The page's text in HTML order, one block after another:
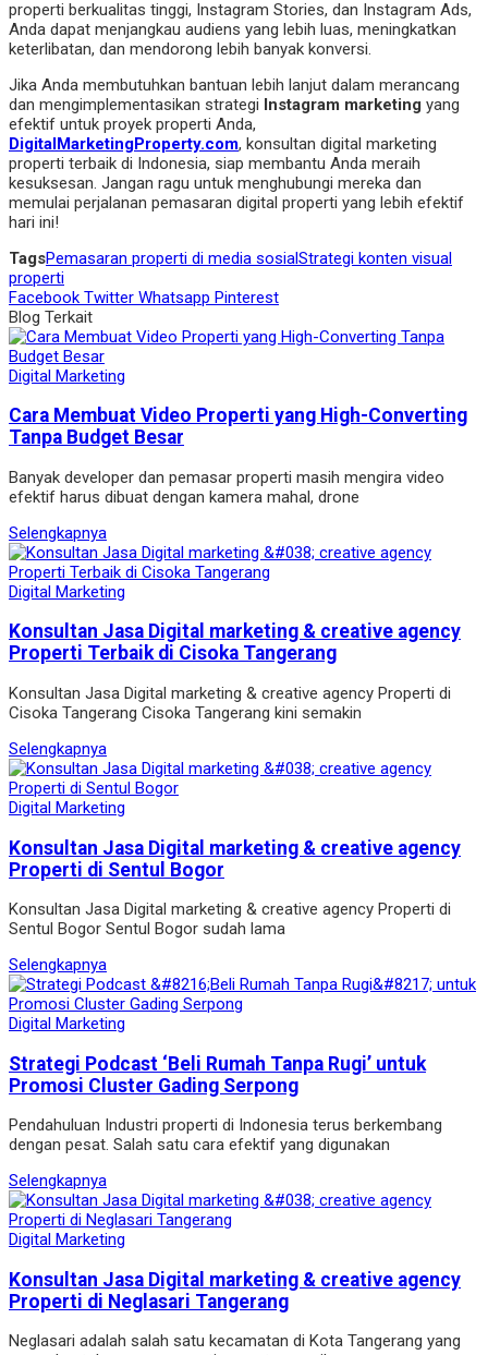
properti berkualitas tinggi, Instagram Stories, dan Instagram Ads,
Anda dapat menjangkau audiens yang lebih luas, meningkatkan
keterlibatan, dan mendorong lebih banyak konversi.
Jika Anda membutuhkan bantuan lebih lanjut dalam merancang
dan mengimplementasikan strategi Instagram marketing yang
efektif untuk proyek properti Anda,
DigitalMarketingProperty.com, konsultan digital marketing
properti terbaik di Indonesia, siap membantu Anda meraih
kesuksesan. Jangan ragu untuk menghubungi mereka dan
memulai perjalanan pemasaran digital properti yang lebih efektif
hari ini!
TagsPemasaran properti di media sosialStrategi konten visual
properti
Facebook Twitter Whatsapp Pinterest
Blog Terkait
Digital Marketing
Cara Membuat Video Properti yang High-Converting
Tanpa Budget Besar
Banyak developer dan pemasar properti masih mengira video
efektif harus dibuat dengan kamera mahal, drone
Selengkapnya
Digital Marketing
Konsultan Jasa Digital marketing & creative agency
Properti Terbaik di Cisoka Tangerang
Konsultan Jasa Digital marketing & creative agency Properti di
Cisoka Tangerang Cisoka Tangerang kini semakin
Selengkapnya
Digital Marketing
Konsultan Jasa Digital marketing & creative agency
Properti di Sentul Bogor
Konsultan Jasa Digital marketing & creative agency Properti di
Sentul Bogor Sentul Bogor sudah lama
Selengkapnya
Digital Marketing
Strategi Podcast ‘Beli Rumah Tanpa Rugi’ untuk
Promosi Cluster Gading Serpong
Pendahuluan Industri properti di Indonesia terus berkembang
dengan pesat. Salah satu cara efektif yang digunakan
Selengkapnya
Digital Marketing
Konsultan Jasa Digital marketing & creative agency
Properti di Neglasari Tangerang
Neglasari adalah salah satu kecamatan di Kota Tangerang yang